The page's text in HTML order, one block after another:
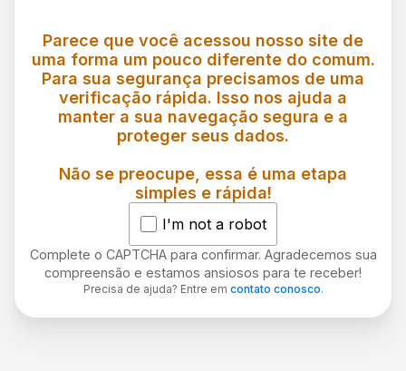
Parece que você acessou nosso site de
uma forma um pouco diferente do comum.
Para sua segurança precisamos de uma
verificação rápida. Isso nos ajuda a
manter a sua navegação segura e a
proteger seus dados.
Não se preocupe, essa é uma etapa
simples e rápida!
I'm not a robot
Complete o CAPTCHA para confirmar. Agradecemos sua
compreensão e estamos ansiosos para te receber!
Precisa de ajuda? Entre em contato conosco.